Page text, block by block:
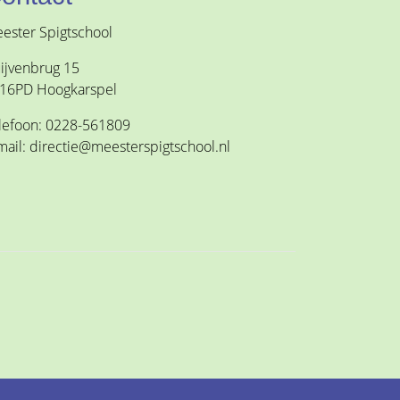
Spigtschool
15
Hoogkarspel
0228-561809
directie@meesterspigtschool.nl